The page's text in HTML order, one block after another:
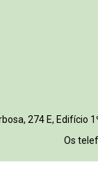
274 E, Edifício
Os